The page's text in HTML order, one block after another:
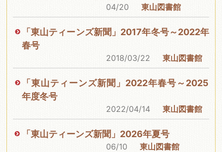
04/20 東山図書館
「東山ティーンズ新聞」2017年冬号～2022年
春号
2018/03/22 東山図書館
「東山ティーンズ新聞」2022年春号～2025
年度冬号
2022/04/14 東山図書館
「東山ティーンズ新聞」2026年夏号
06/10 東山図書館